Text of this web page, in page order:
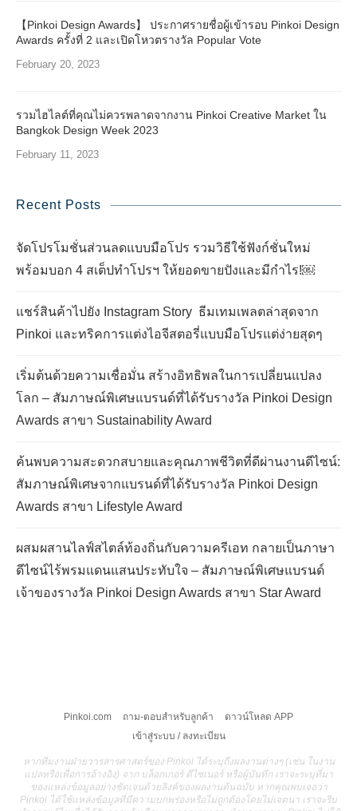
【Pinkoi Design Awards】 ประกาศรายชื่อผู้เข้ารอบ Pinkoi Design
Awards ครั้งที่ 2 และเปิดโหวตรางวัล Popular Vote
February 20, 2023
รวมไฮไลต์ที่คุณไม่ควรพลาดจากงาน Pinkoi Creative Market ใน
Bangkok Design Week 2023
February 11, 2023
Recent Posts
จัดโปรโมชั่นส่วนลดแบบมือโปร รวมวิธีใช้ฟังก์ชั่นใหม่
พร้อมบอก 4 สเต็ปทำโปรฯ ให้ยอดขายปังและมีกำไร!￼
แชร์สินค้าไปยัง Instagram Story ธีมเทมเพลตล่าสุดจาก
Pinkoi และทริคการแต่งไอจีสตอรี่แบบมือโปรแต่ง่ายสุดๆ
เริ่มต้นด้วยความเชื่อมั่น สร้างอิทธิพลในการเปลี่ยนแปลง
โลก – สัมภาษณ์พิเศษแบรนด์ที่ได้รับรางวัล Pinkoi Design
Awards สาขา Sustainability Award
ค้นพบความสะดวกสบายและคุณภาพชีวิตที่ดีผ่านงานดีไซน์:
สัมภาษณ์พิเศษจากแบรนด์ที่ได้รับรางวัล Pinkoi Design
Awards สาขา Lifestyle Award
ผสมผสานไลฟ์สไตล์ท้องถิ่นกับความครีเอท กลายเป็นภาษา
ดีไซน์ไร้พรมแดนแสนประทับใจ – สัมภาษณ์พิเศษแบรนด์
เจ้าของรางวัล Pinkoi Design Awards สาขา Star Award
Pinkoi.com ถาม-ตอบสำหรับลูกค้า
ดาวน์โหลด APP
เข้าสู่ระบบ / ลงทะเบียน
หากทีมงานฝ่ายวารสารศาสตร์ของ Pinkoi ได้ระบุถึงผลงานต่างๆ (เช่น ในงาน
แปลหรือเพื่อการอ้างอิง) จาก บล็อกเกอร์ ดีไซเนอร์ หรือผู้บันทึก เราจะระบุที่มา
ของแหล่งข้อมูลอย่างชัดเจนด้วยลิงค์ของผลงานต้นฉบับ หากคุณพบเจอว่า
Pinkoi ได้ใช้แหล่งข้อมูลที่มีความบกพร่องหรือไม่ถูกต้องโดยไม่เจตนา เราจะรีบ